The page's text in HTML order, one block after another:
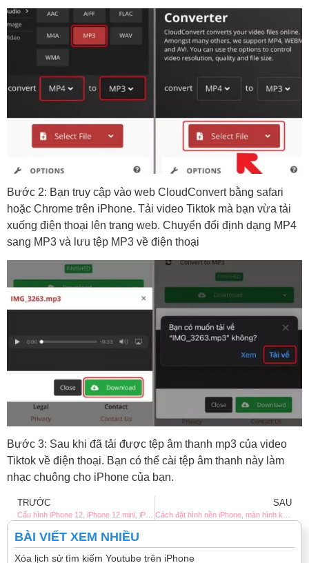
Bước 2: Bạn truy cập vào web CloudConvert bằng safari
hoặc Chrome trên iPhone. Tải video Tiktok mà bạn vừa tải
xuống điện thoại lên trang web. Chuyển đổi định dạng MP4
sang MP3 và lưu tệp MP3 về điện thoại
Bước 3: Sau khi đã tải được tệp âm thanh mp3 của video
Tiktok về điện thoại. Bạn có thể cài tệp âm thanh này làm
nhạc chuông cho iPhone của bạn.
TRƯỚC SAU
BÀI VIẾT XEM NHIỀU
Xóa lịch sử tìm kiếm Youtube trên iPhone